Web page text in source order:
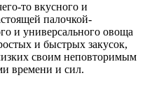
то вкусного и
палочкой-
и универсального овоща
и быстрых закусок,
своим неповторимым
времени и сил.